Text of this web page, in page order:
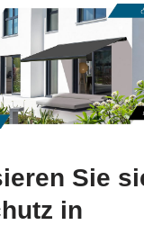
Sie
in